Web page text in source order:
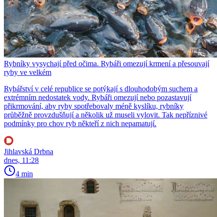
Rybníky vysychají před očima. Rybáři omezují krmení a přesouvají
ryby ve velkém
Rybářství v celé republice se potýkají s dlouhodobým suchem a
extrémním nedostatek vody. Rybáři omezují nebo pozastavují
přikrmování, aby ryby spotřebovaly méně kyslíku, rybníky
průběžně provzdušňují a několik už museli vylovit. Tak nepříznivé
podmínky pro chov ryb někteří z nich nepamatují.
Jihlavská Drbna
dnes, 11:28
4 min